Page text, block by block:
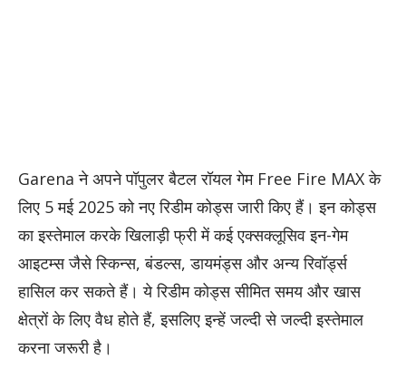
Garena ने अपने पॉपुलर बैटल रॉयल गेम Free Fire MAX के
लिए 5 मई 2025 को नए रिडीम कोड्स जारी किए हैं। इन कोड्स
का इस्तेमाल करके खिलाड़ी फ्री में कई एक्सक्लूसिव इन-गेम
आइटम्स जैसे स्किन्स, बंडल्स, डायमंड्स और अन्य रिवॉर्ड्स
हासिल कर सकते हैं। ये रिडीम कोड्स सीमित समय और खास
क्षेत्रों के लिए वैध होते हैं, इसलिए इन्हें जल्दी से जल्दी इस्तेमाल
करना जरूरी है।